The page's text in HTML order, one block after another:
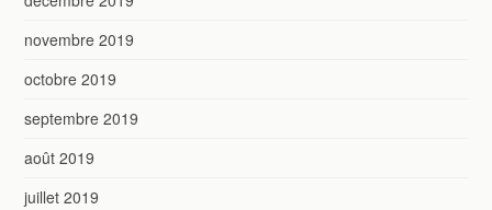
novembre 2019
octobre 2019
septembre 2019
août 2019
juillet 2019